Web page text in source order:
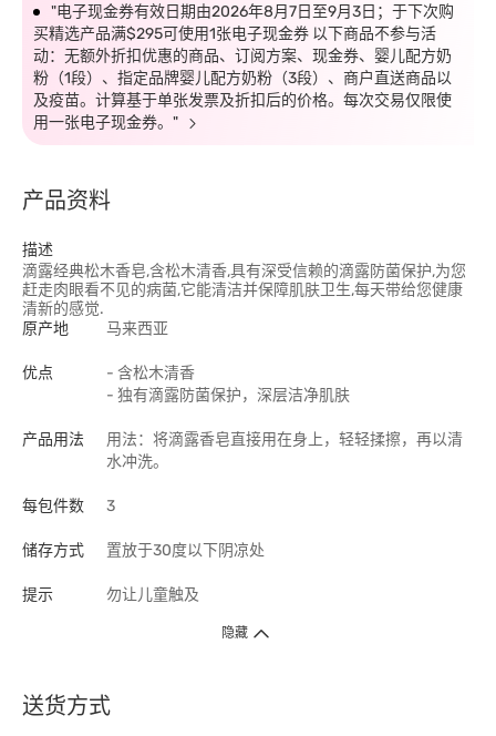
"电子现金券有效日期由2026年8月7日至9月3日；于下次购
买精选产品满$295可使用1张电子现金券 以下商品不参与活
动：无额外折扣优惠的商品、订阅方案、现金券、婴儿配方奶
粉（1段）、指定品牌婴儿配方奶粉（3段）、商户直送商品以
及疫苗。计算基于单张发票及折扣后的价格。每次交易仅限使
用一张电子现金券。"
产品资料
描述
滴露经典松木香皂,含松木清香,具有深受信赖的滴露防菌保护,为您
赶走肉眼看不见的病菌,它能清洁并保障肌肤卫生,每天带给您健康
清新的感觉.
原产地
马来西亚
优点
- 含松木清香
- 独有滴露防菌保护，深层洁净肌肤
产品用法
用法：将滴露香皂直接用在身上，轻轻揉擦，再以清
水冲洗。
每包件数 3
储存方式 置放于30度以下阴凉处
提示 勿让儿童触及
隐藏
送货方式